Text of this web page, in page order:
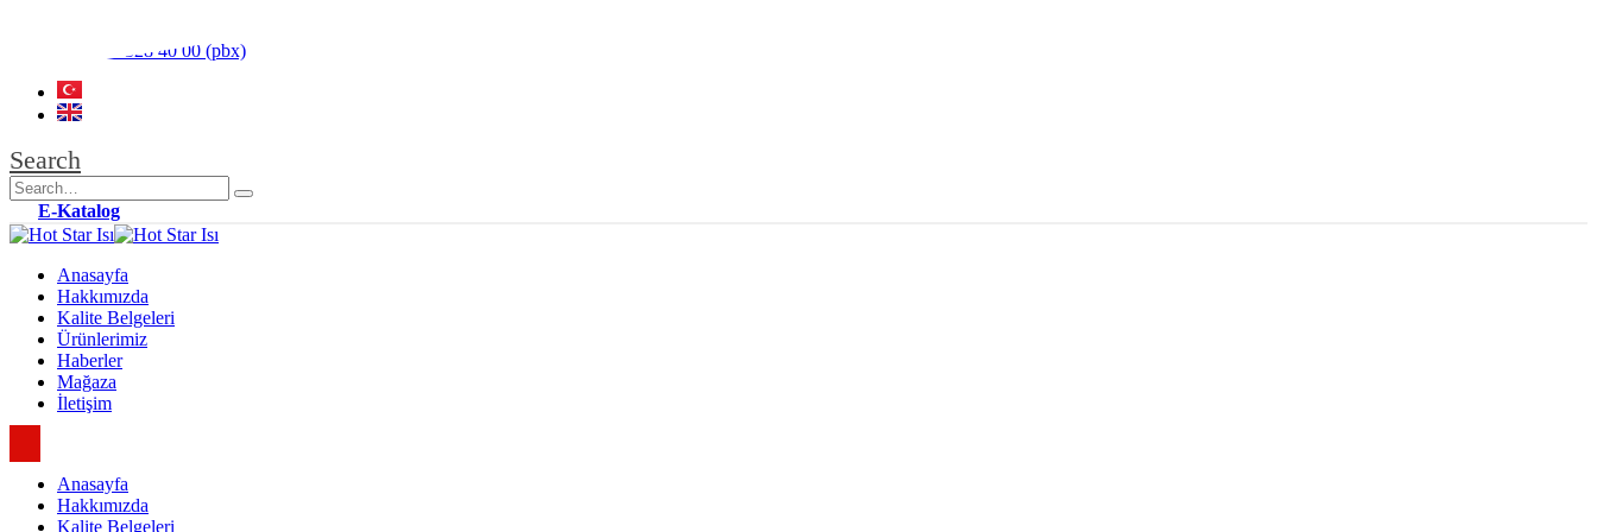
+90 312 328 40 00 (pbx)
Search
E-Katalog
Anasayfa
Hakkımızda
Kalite Belgeleri
Ürünlerimiz
Haberler
Mağaza
İletişim
Anasayfa
Hakkımızda
Kalite Belgeleri